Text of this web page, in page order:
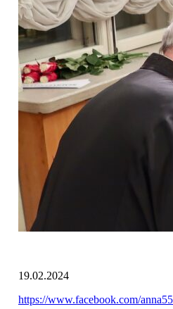
19.02.2024
https://www.facebook.com/